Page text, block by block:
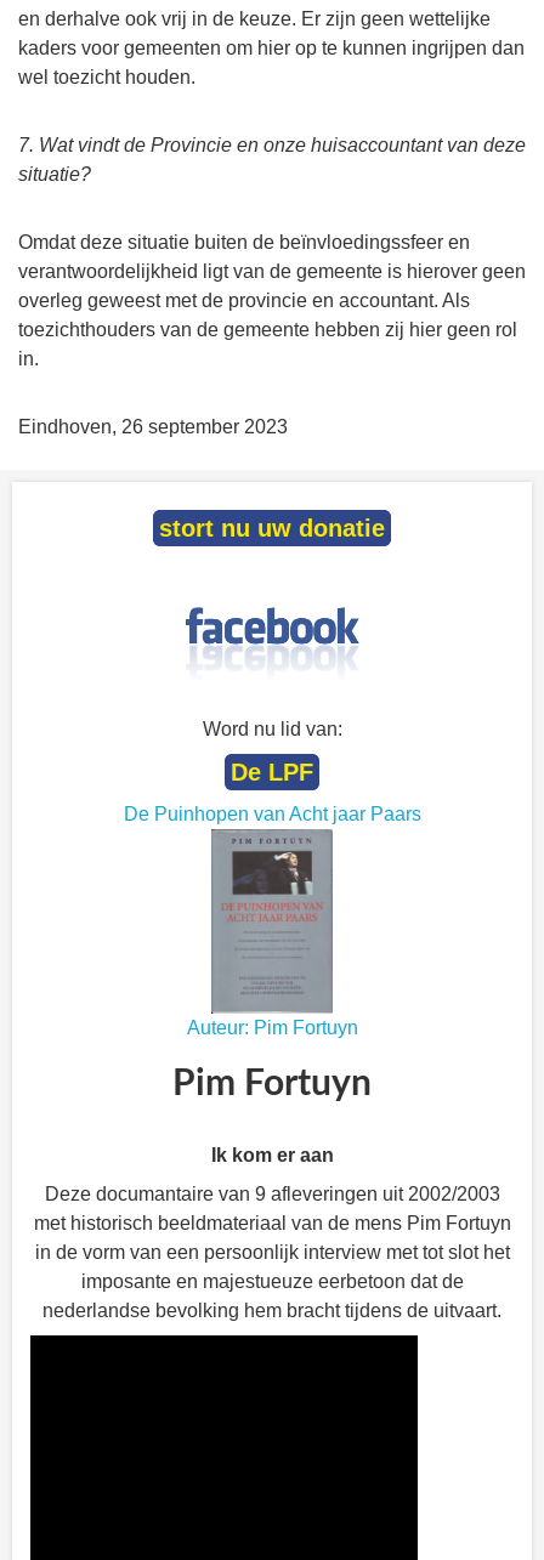
en derhalve ook vrij in de keuze. Er zijn geen wettelijke
kaders voor gemeenten om hier op te kunnen ingrijpen dan
wel toezicht houden.
7. Wat vindt de Provincie en onze huisaccountant van deze
situatie?
Omdat deze situatie buiten de beïnvloedingssfeer en
verantwoordelijkheid ligt van de gemeente is hierover geen
overleg geweest met de provincie en accountant. Als
toezichthouders van de gemeente hebben zij hier geen rol
in.
Eindhoven, 26 september 2023
stort nu uw donatie
Word nu lid van:
De LPF
De Puinhopen van Acht jaar Paars
Auteur: Pim Fortuyn
Pim Fortuyn
Ik kom er aan
Deze documantaire van 9 afleveringen uit 2002/2003
met historisch beeldmateriaal van de mens Pim Fortuyn
in de vorm van een persoonlijk interview met tot slot het
imposante en majestueuze eerbetoon dat de
nederlandse bevolking hem bracht tijdens de uitvaart.